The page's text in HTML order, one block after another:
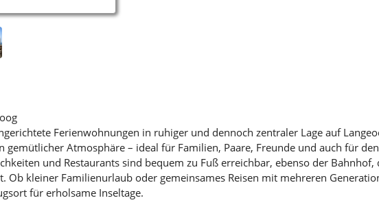
Ferienwohnungen in ruhiger und dennoch zentraler Lage auf
gemütlicher Atmosphäre – ideal für Familien, Paare, Freunde und auch für
und Restaurants sind bequem zu Fuß erreichbar, ebenso der Bahnhof,
Ob kleiner Familienurlaub oder gemeinsames Reisen mit mehreren
für erholsame Inseltage.